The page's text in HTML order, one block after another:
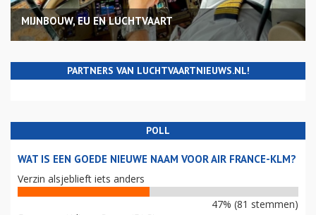
MIJNBOUW, EU EN LUCHTVAART
PARTNERS VAN LUCHTVAARTNIEUWS.NL!
POLL
WAT IS EEN GOEDE NIEUWE NAAM VOOR AIR FRANCE-KLM?
Verzin alsjeblieft iets anders
47% (81 stemmen)